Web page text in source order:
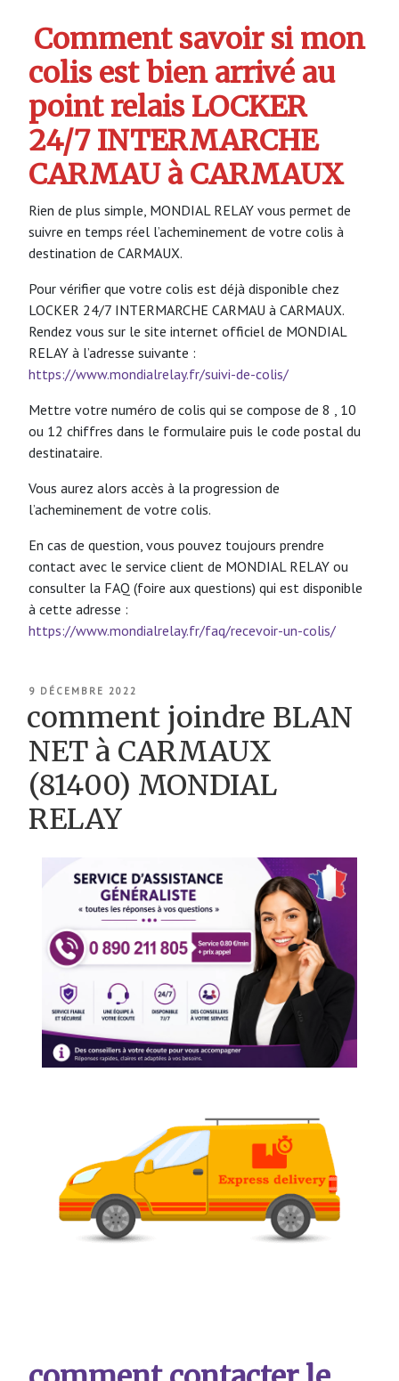
Comment savoir si mon
colis est bien arrivé au
point relais LOCKER
24/7 INTERMARCHE
CARMAU à CARMAUX
Rien de plus simple, MONDIAL RELAY vous permet de
suivre en temps réel l’acheminement de votre colis à
destination de CARMAUX.
Pour vérifier que votre colis est déjà disponible chez
LOCKER 24/7 INTERMARCHE CARMAU à CARMAUX.
Rendez vous sur le site internet officiel de MONDIAL
RELAY à l’adresse suivante :
https://www.mondialrelay.fr/suivi-de-colis/
Mettre votre numéro de colis qui se compose de 8 , 10
ou 12 chiffres dans le formulaire puis le code postal du
destinataire.
Vous aurez alors accès à la progression de
l’acheminement de votre colis.
En cas de question, vous pouvez toujours prendre
contact avec le service client de MONDIAL RELAY ou
consulter la FAQ (foire aux questions) qui est disponible
à cette adresse :
https://www.mondialrelay.fr/faq/recevoir-un-colis/
PUBLIÉ
9 DÉCEMBRE 2022
comment joindre BLAN
NET à CARMAUX
(81400) MONDIAL
RELAY